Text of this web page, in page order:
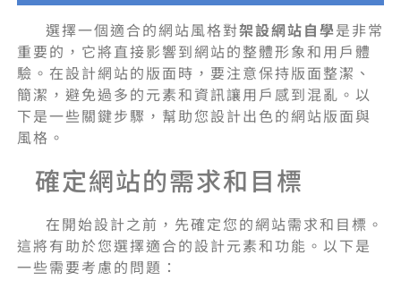
選擇一個適合的網站風格對架設網站自學是非常
重要的，它將直接影響到網站的整體形象和用戶體
驗。在設計網站的版面時，要注意保持版面整潔、
簡潔，避免過多的元素和資訊讓用戶感到混亂。以
下是一些關鍵步驟，幫助您設計出色的網站版面與
風格。
確定網站的需求和目標
在開始設計之前，先確定您的網站需求和目標。
這將有助於您選擇適合的設計元素和功能。以下是
一些需要考慮的問題：